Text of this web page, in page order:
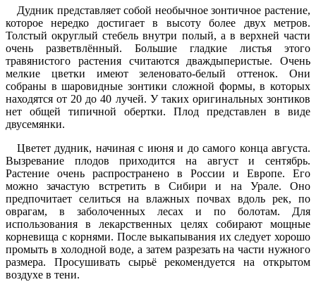
Дудник представляет собой необычное зонтичное растение,
которое нередко достигает в высоту более двух метров.
Толстый округлый стебель внутри полый, а в верхней части
очень разветвлённый. Большие гладкие листья этого
травянистого растения считаются дваждыперистые. Очень
мелкие цветки имеют зеленовато-белый оттенок. Они
собраны в шаровидные зонтики сложной формы, в которых
находятся от 20 до 40 лучей. У таких оригинальных зонтиков
нет общей типичной обертки. Плод представлен в виде
двусемянки.
Цветет дудник, начиная с июня и до самого конца августа.
Вызревание плодов приходится на август и сентябрь.
Растение очень распространено в России и Европе. Его
можно зачастую встретить в Сибири и на Урале. Оно
предпочитает селиться на влажных почвах вдоль рек, по
оврагам, в заболоченных лесах и по болотам. Для
использования в лекарственных целях собирают мощные
корневища с корнями. После выкапывания их следует хорошо
промыть в холодной воде, а затем разрезать на части нужного
размера. Просушивать сырьё рекомендуется на открытом
воздухе в тени.